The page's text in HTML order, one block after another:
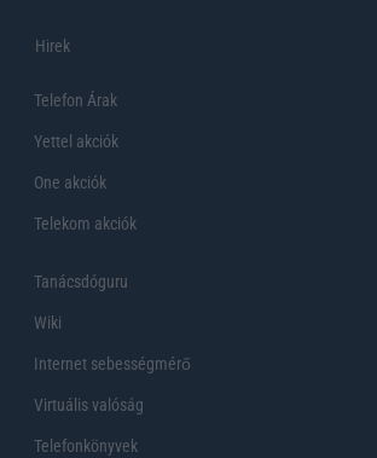
Hirek
Telefon Árak
Yettel akciók
One akciók
Telekom akciók
Tanácsdóguru
Wiki
Internet sebességmérő
Virtuális valóság
Telefonkönyvek